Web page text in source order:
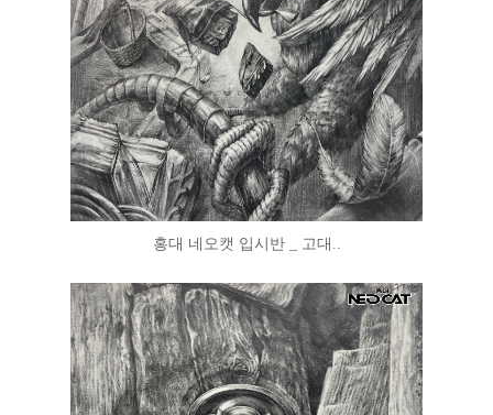
홍대 네오캣 입시반 _ 고대..